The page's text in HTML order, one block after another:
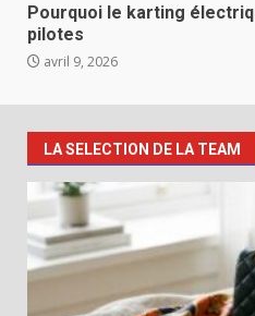
Pourquoi le karting
pilotes
avril 9, 2026
LA SELECTION DE LA TEAM